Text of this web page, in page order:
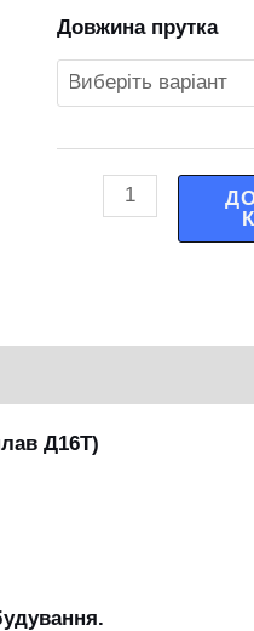
Довжина прутка
Д16Т)